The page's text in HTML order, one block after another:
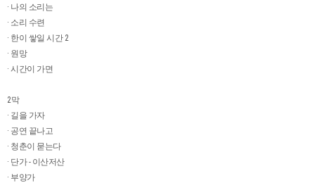
· 나의 소리는
· 소리 수련
· 한이 쌓일 시간 2
· 원망
· 시간이 가면
2막
· 길을 가자
· 공연 끝나고
· 청춘이 묻는다
· 단가 - 이산저산
· 부양가